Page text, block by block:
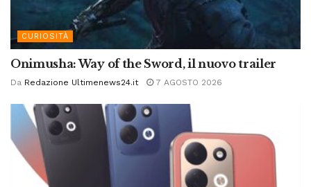
CURIOSITÀ
Onimusha: Way of the Sword, il nuovo trailer
Da Redazione Ultimenews24.it 7 AGOSTO 2026